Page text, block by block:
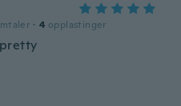
· 4 opplastinger